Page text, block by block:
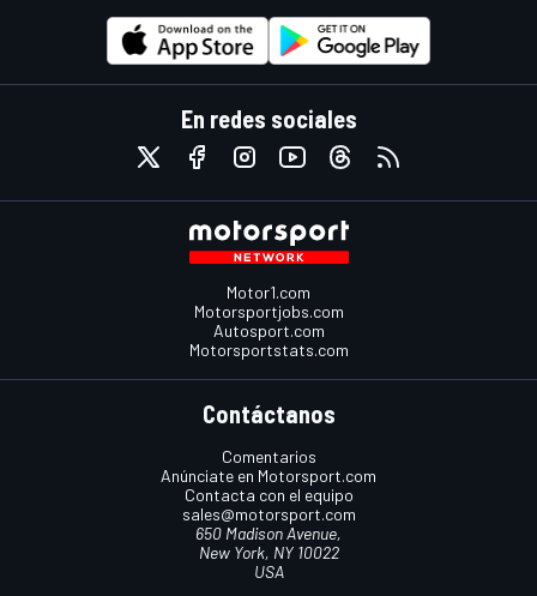
En redes sociales
Motor1.com
Motorsportjobs.com
Autosport.com
Motorsportstats.com
Contáctanos
Comentarios
Anúnciate en Motorsport.com
Contacta con el equipo
sales@motorsport.com
650 Madison Avenue,
New York, NY 10022
USA